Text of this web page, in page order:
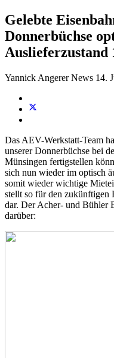
Gelebte
Donnerbüchse
Auslieferzustand
Yannick Angerer News 14.
Das AEV-Werkstatt-Team
unserer Donnerbüchse bei
Münsingen fertigstellen
sich nun wieder im optisch
somit wieder wichtige
stellt so für den zukünftigen
dar. Der Acher- und Bühler
darüber: